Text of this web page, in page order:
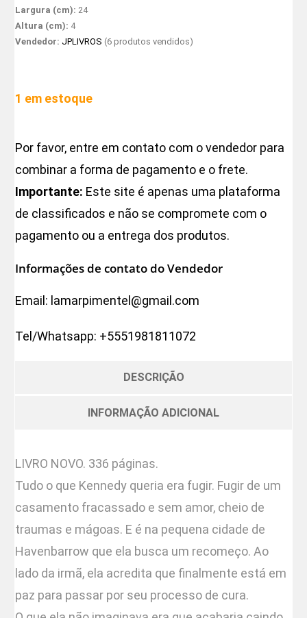
Largura (cm): 24
Altura (cm): 4
Vendedor: JPLIVROS (6 produtos vendidos)
1 em estoque
Por favor, entre em contato com o vendedor para
combinar a forma de pagamento e o frete.
Importante: Este site é apenas uma plataforma
de classificados e não se compromete com o
pagamento ou a entrega dos produtos.
Informações de contato do Vendedor
Email: lamarpimentel@gmail.com
Tel/Whatsapp: +5551981811072
DESCRIÇÃO
INFORMAÇÃO ADICIONAL
LIVRO NOVO. 336 páginas.
Tudo o que Kennedy queria era fugir. Fugir de um
casamento fracassado e sem amor, cheio de
traumas e mágoas. E é na pequena cidade de
Havenbarrow que ela busca um recomeço. Ao
lado da irmã, ela acredita que finalmente está em
paz para passar por seu processo de cura.